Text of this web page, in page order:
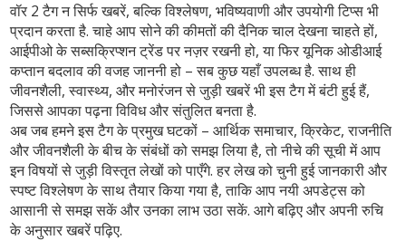
वॉर 2 टैग न सिर्फ खबरें, बल्कि विश्लेषण, भविष्यवाणी और उपयोगी टिप्स भी
प्रदान करता है. चाहे आप सोने की कीमतों की दैनिक चाल देखना चाहते हों,
आईपीओ के सब्सक्रिप्शन ट्रेंड पर नज़र रखनी हो, या फिर यूनिक ओडीआई
कप्तान बदलाव की वजह जाननी हो – सब कुछ यहाँ उपलब्ध है. साथ ही
जीवनशैली, स्वास्थ्य, और मनोरंजन से जुड़ी खबरें भी इस टैग में बंटी हुई हैं,
जिससे आपका पढ़ना विविध और संतुलित बनता है.
अब जब हमने इस टैग के प्रमुख घटकों – आर्थिक समाचार, क्रिकेट, राजनीति
और जीवनशैली के बीच के संबंधों को समझ लिया है, तो नीचे की सूची में आप
इन विषयों से जुड़ी विस्तृत लेखों को पाएँगे. हर लेख को चुनी हुई जानकारी और
स्पष्ट विश्लेषण के साथ तैयार किया गया है, ताकि आप नयी अपडेट्स को
आसानी से समझ सकें और उनका लाभ उठा सकें. आगे बढ़िए और अपनी रुचि
के अनुसार खबरें पढ़िए.